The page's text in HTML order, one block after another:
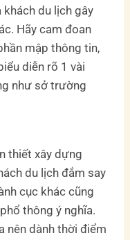
du lịch gây
Hãy cam đoan
mập thông tin,
diễn rõ 1 vài
như sở trường
thiết xây dựng
du lịch đắm say
cục khác cũng
thông ý nghĩa.
nên dành thời điểm